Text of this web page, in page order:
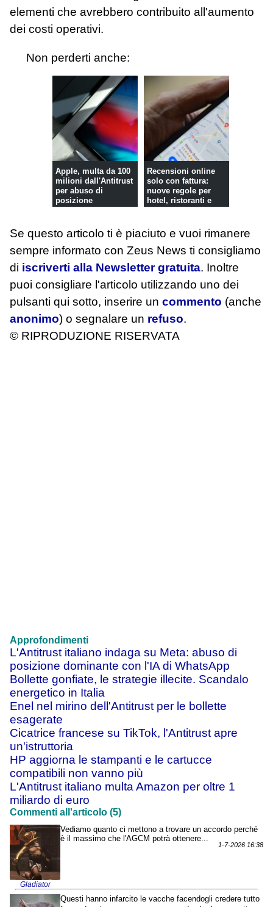
elementi che avrebbero contribuito all'aumento
dei costi operativi.
Non perderti anche:
Apple, multa da 100
milioni dall'Antitrust
per abuso di
posizione
Recensioni online
solo con fattura:
nuove regole per
hotel, ristoranti e
Se questo articolo ti è piaciuto e vuoi rimanere
sempre informato con Zeus News ti consigliamo
di iscriverti alla Newsletter gratuita. Inoltre
puoi consigliare l'articolo utilizzando uno dei
pulsanti qui sotto, inserire un commento (anche
anonimo) o segnalare un refuso.
© RIPRODUZIONE RISERVATA
Approfondimenti
L'Antitrust italiano indaga su Meta: abuso di
posizione dominante con l'IA di WhatsApp
Bollette gonfiate, le strategie illecite. Scandalo
energetico in Italia
Enel nel mirino dell'Antitrust per le bollette
esagerate
Cicatrice francese su TikTok, l'Antitrust apre
un'istruttoria
HP aggiorna le stampanti e le cartucce
compatibili non vanno più
L'Antitrust italiano multa Amazon per oltre 1
miliardo di euro
Commenti all'articolo (5)
Gladiator
Vediamo quanto ci mettono a trovare un accordo perché
è il massimo che l'AGCM potrà ottenere...
1-7-2026 16:38
Questi hanno infarcito le vacche facendogli credere tutto